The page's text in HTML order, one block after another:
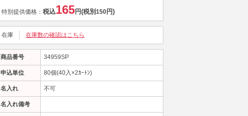
特別提供価格： 税込165円(税別 150円)
在庫 在庫数の確認はこちら
商品番号 34959SP
申込単位 80個(40入×2ｶｰﾄﾝ)
名入れ 不可
名入れ備考